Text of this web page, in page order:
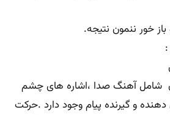
خور ننمون نتیجه.
شامل آهنگ صدا ،اشاره های چشم
دهنده و گیرنده پیام وجود دارد .حرکت